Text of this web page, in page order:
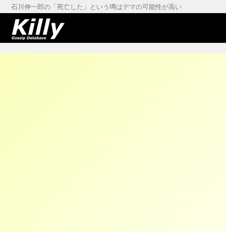
石川伸一郎の「死亡した」という噂はデマの可能性が高い